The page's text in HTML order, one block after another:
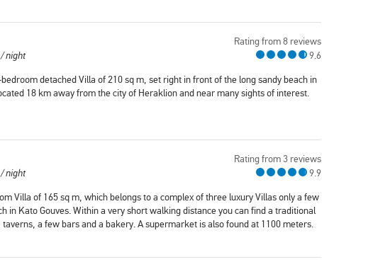
night
Rating from 8 reviews
9.6
detached Villa of 210 sq m, set right in front of the long sandy beach in
18 km away from the city of Heraklion and near many sights of interest.
night
Rating from 3 reviews
9.9
Villa of 165 sq m, which belongs to a complex of three luxury Villas only a few
in Kato Gouves. Within a very short walking distance you can find a traditional
a few bars and a bakery. A supermarket is also found at 1100 meters.